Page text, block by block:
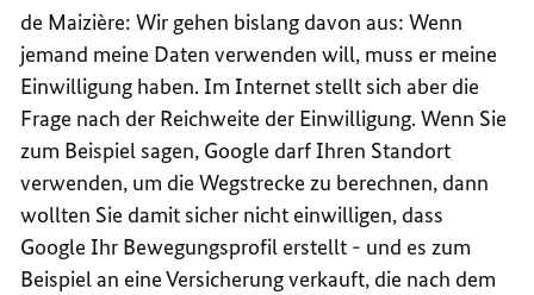
de Maizière: Wir gehen bislang davon aus: Wenn
jemand meine Daten verwenden will, muss er meine
Einwilligung haben. Im Internet stellt sich aber die
Frage nach der Reichweite der Einwilligung. Wenn Sie
zum Beispiel sagen, Google darf Ihren Standort
verwenden, um die Wegstrecke zu berechnen, dann
wollten Sie damit sicher nicht einwilligen, dass
Google Ihr Bewegungsprofil erstellt - und es zum
Beispiel an eine Versicherung verkauft, die nach dem